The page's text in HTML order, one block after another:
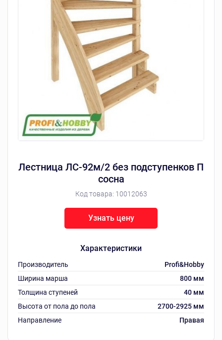
Лестница ЛС-92м/2 без подступенков П
сосна
Код товара: 10012063
Характеристики
Производитель
Profi&Hobby
Ширина марша
800 мм
Толщина ступеней
40 мм
Высота от пола до пола
2700-2925 мм
Направление
Правая
Узнать цену